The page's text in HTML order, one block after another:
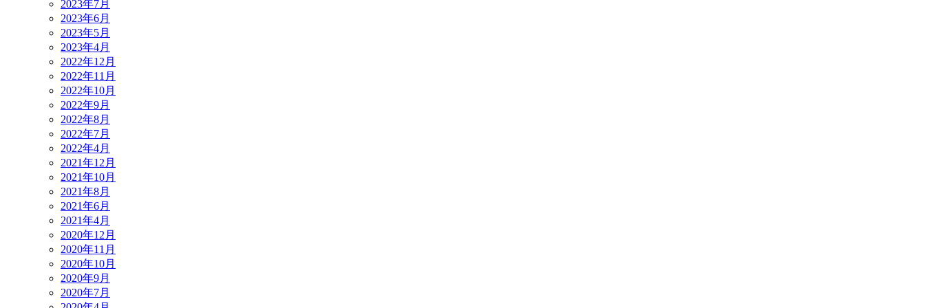
2023年7月
2023年6月
2023年5月
2023年4月
2022年12月
2022年11月
2022年10月
2022年9月
2022年8月
2022年7月
2022年4月
2021年12月
2021年10月
2021年8月
2021年6月
2021年4月
2020年12月
2020年11月
2020年10月
2020年9月
2020年7月